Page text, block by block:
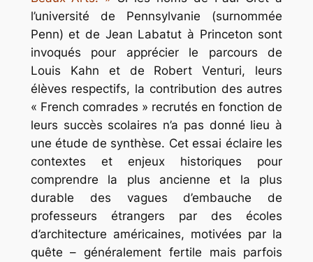
l’université de Pennsylvanie (surnommée
Penn) et de Jean Labatut à Princeton sont
invoqués pour apprécier le parcours de
Louis Kahn et de Robert Venturi, leurs
élèves respectifs, la contribution des autres
« French comrades » recrutés en fonction de
leurs succès scolaires n’a pas donné lieu à
une étude de synthèse. Cet essai éclaire les
contextes et enjeux historiques pour
comprendre la plus ancienne et la plus
durable des vagues d’embauche de
professeurs étrangers par des écoles
d’architecture américaines, motivées par la
quête – généralement fertile mais parfois